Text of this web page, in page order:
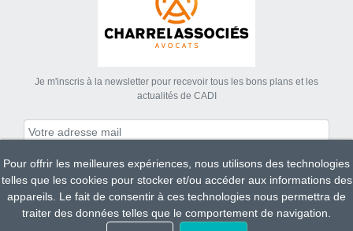
Je m'inscris à la newsletter pour recevoir tous les bons plans et les
actualités de CADI
S'abonner
Tous droits réservés CADI 2023.
Pour offrir les meilleures expériences, nous utilisons des technologies
telles que les cookies pour stocker et/ou accéder aux informations des
appareils. Le fait de consentir à ces technologies nous permettra de
traiter des données telles que le comportement de navigation.